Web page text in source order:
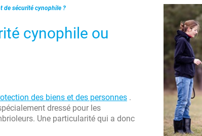
de sécurité cynophile ?
cynophile ou
des biens et des personnes .
dressé pour les
Une particularité qui a donc